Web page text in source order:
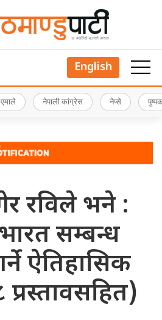
English
नेपाली कांग्रेस नेप्से
रविले भने :
सम्बन्ध
ऐतिहासिक